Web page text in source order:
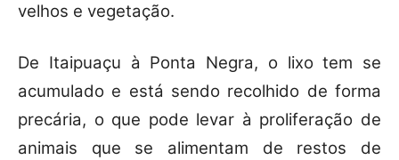
velhos e vegetação.
De Itaipuaçu à Ponta Negra, o lixo tem se
acumulado e está sendo recolhido de forma
precária, o que pode levar à proliferação de
animais que se alimentam de restos de